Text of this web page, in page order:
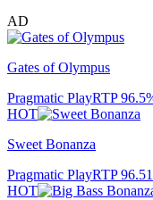
AD
Gates of Olympus
Pragmatic PlayRTP96.5
HOT
Sweet Bonanza
Pragmatic PlayRTP96.51
HOT